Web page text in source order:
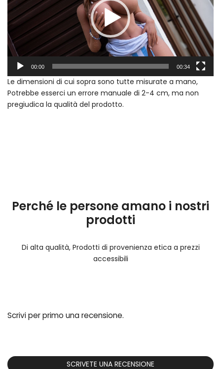
00:00 00:34
Le dimensioni di cui sopra sono tutte misurate a mano,
Potrebbe esserci un errore manuale di 2-4 cm, ma non
pregiudica la qualità del prodotto.
Perché le persone amano i nostri
prodotti
Di alta qualità, Prodotti di provenienza etica a prezzi
accessibili
Scrivi per primo una recensione.
SCRIVETE UNA RECENSIONE